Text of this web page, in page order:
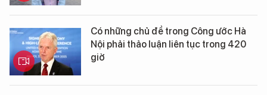
Có những chủ đề trong Công ước Hà
Nội phải thảo luận liên tục trong 420
giờ